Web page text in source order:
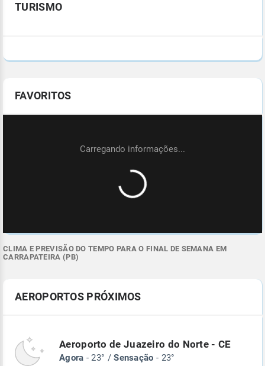
TURISMO
FAVORITOS
CLIMA E PREVISÃO DO TEMPO PARA O FINAL DE SEMANA EM
CARRAPATEIRA (PB)
AEROPORTOS PRÓXIMOS
Aeroporto de Juazeiro do Norte - CE
Agora - 23° /Sensação - 23°